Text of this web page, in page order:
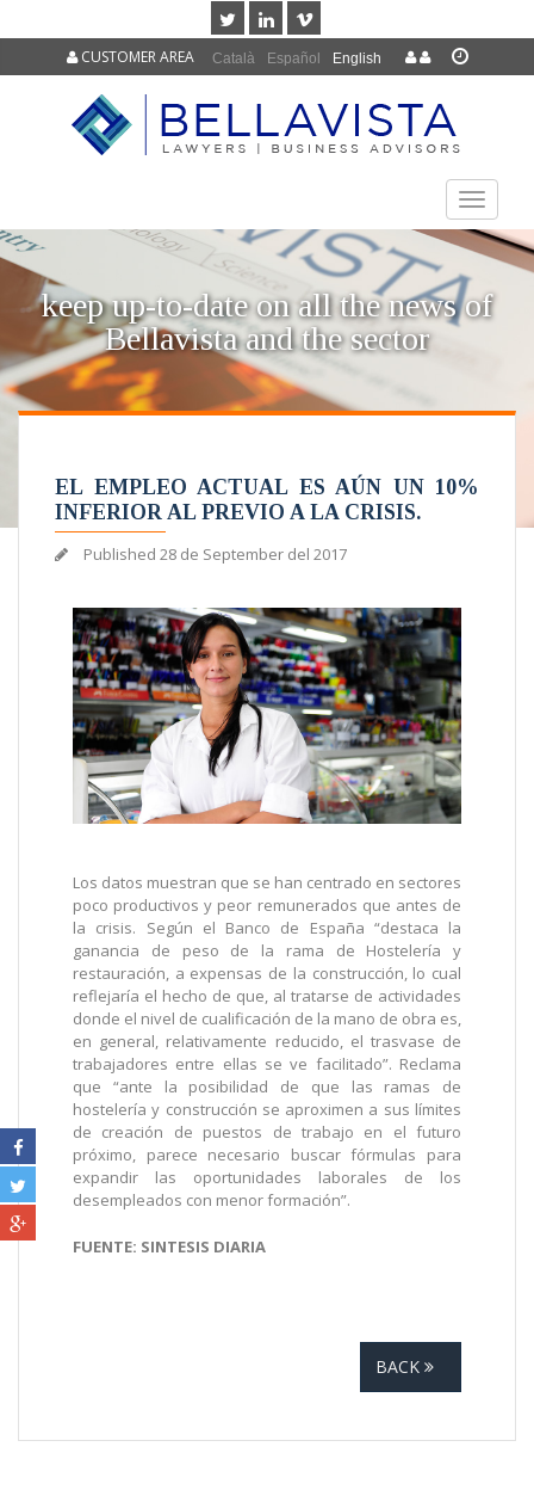
Català Español English
CUSTOMER AREA
TOGGLE
keep up-to-date on all the news of
Bellavista and the sector
EL EMPLEO ACTUAL ES AÚN UN 10%
INFERIOR AL PREVIO A LA CRISIS.
Published 28 de September del 2017
Los datos muestran que se han centrado en sectores
poco productivos y peor remunerados que antes de
la crisis. Según el Banco de España “destaca la
ganancia de peso de la rama de Hostelería y
restauración, a expensas de la construcción, lo cual
reflejaría el hecho de que, al tratarse de actividades
donde el nivel de cualificación de la mano de obra es,
en general, relativamente reducido, el trasvase de
trabajadores entre ellas se ve facilitado”. Reclama
que “ante la posibilidad de que las ramas de
hostelería y construcción se aproximen a sus límites
de creación de puestos de trabajo en el futuro
próximo, parece necesario buscar fórmulas para
expandir las oportunidades laborales de los
desempleados con menor formación”.
FUENTE: SINTESIS DIARIA
BACK